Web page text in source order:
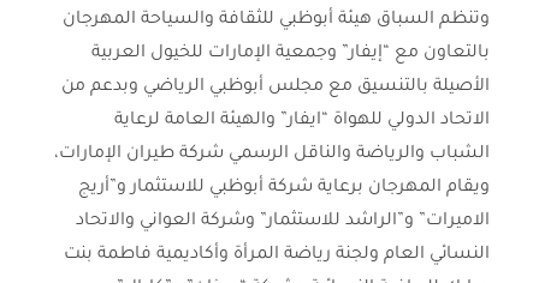
وتنظم السباق هيئة أبوظبي للثقافة والسياحة المهرجان
بالتعاون مع “إيفار” وجمعية الإمارات للخيول العربية
الأصيلة بالتنسيق مع مجلس أبوظبي الرياضي وبدعم من
الاتحاد الدولي للهواة “ايفار” والهيئة العامة لرعاية
الشباب والرياضة والناقل الرسمي شركة طيران الإمارات،
ويقام المهرجان برعاية شركة أبوظبي للاستثمار و”أريج
الاميرات” و”الراشد للاستثمار” وشركة العواني والاتحاد
النسائي العام ولجنة رياضة المرأة وأكاديمية فاطمة بنت